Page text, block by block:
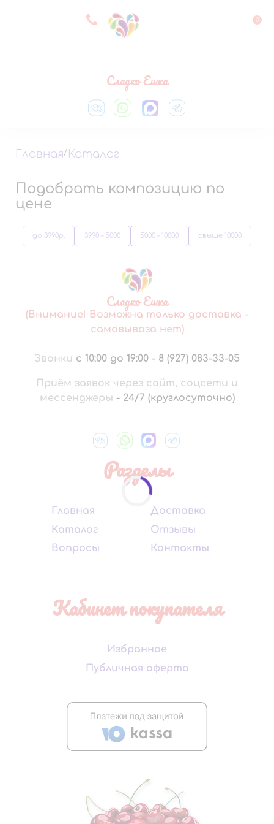
8 927 083 33 05 0
Сладко Ешка
Главная/ Каталог
Подобрать композицию по
цене
до 3990р. 3990 – 5000 5000 – 10000 свыше 10000
Сладко Ешка
(Внимание! Возможна только доставка -
самовывоза нет)
Звонки с 10:00 до 19:00 - 8 (927) 083-33-05
Приём заявок через сайт, соцсети и
мессенджеры - 24/7 (круглосуточно)
Разделы
Главная
Каталог
Вопросы
Доставка
Отзывы
Контакты
Кабинет покупателя
Избранное
Публичная оферта